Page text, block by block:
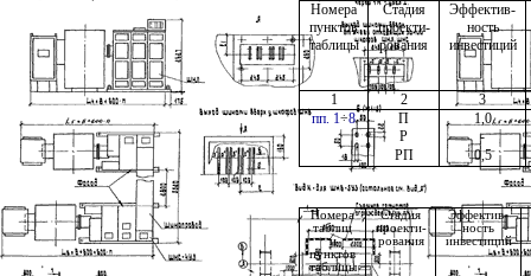
Номера
пунктов
таблицы
Стадия
проекти-
рования
Эффектив-
ность
инвестиций
1 2
3
пп. 1÷8 П
1,0
Р
-
РП
0,5
Номера
таблиц
и
пунктов
таблицы
Стадия
проекти-
рования
Эффектив-
ность
инвестиций